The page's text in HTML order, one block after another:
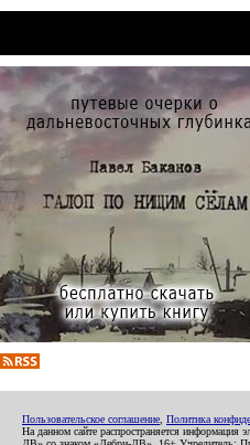
Пользовательское соглашение Политика
На данном сайте распространяется информация